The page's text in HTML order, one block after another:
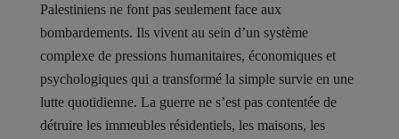
Palestiniens ne font pas seulement face aux
bombardements. Ils vivent au sein d’un système
complexe de pressions humanitaires, économiques et
psychologiques qui a transformé la simple survie en une
lutte quotidienne. La guerre ne s’est pas contentée de
détruire les immeubles résidentiels, les maisons, les